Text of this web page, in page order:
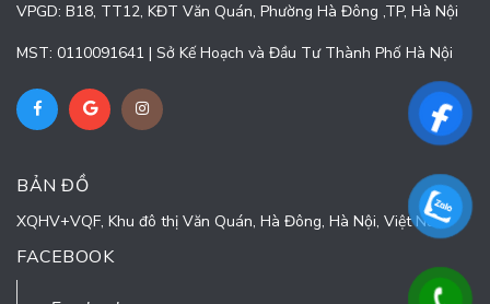
VPGD: B18, TT12, KĐT Văn Quán, Phường Hà Đông ,TP, Hà Nội
MST: 0110091641 | Sở Kế Hoạch và Đầu Tư Thành Phố Hà Nội
BẢN ĐỒ
XQHV+VQF, Khu đô thị Văn Quán, Hà Đông, Hà Nội, Việt Nam
FACEBOOK